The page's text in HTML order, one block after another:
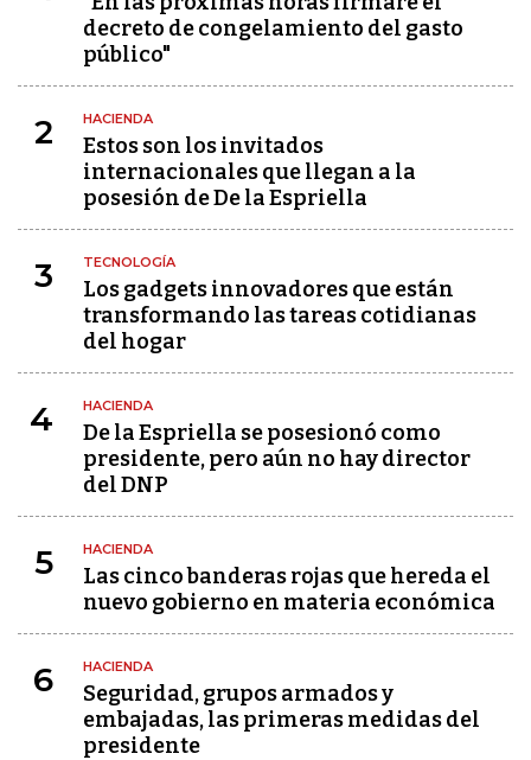
decreto de congelamiento del gasto
público"
2 HACIENDA
Estos son los invitados
internacionales que llegan a la
posesión de De la Espriella
3 TECNOLOGÍA
Los gadgets innovadores que están
transformando las tareas cotidianas
del hogar
4 HACIENDA
De la Espriella se posesionó como
presidente, pero aún no hay director
del DNP
5 HACIENDA
Las cinco banderas rojas que hereda el
nuevo gobierno en materia económica
6 HACIENDA
Seguridad, grupos armados y
embajadas, las primeras medidas del
presidente